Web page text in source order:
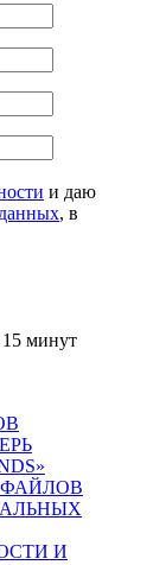
и даю
, в
15 минут
ФАЙЛОВ
И